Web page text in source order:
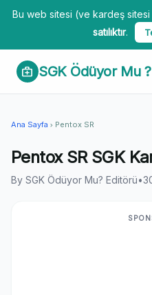
Bu web sitesi (ve kardeş
satılıktır.
medical_services SGK Ödüyor Mu ?
Ana Sayfa chevron_right Pentox SR
Pentox SR SGK
By SGK Ödüyor Mu? Editörü•